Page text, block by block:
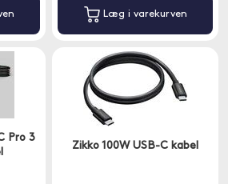
Læg i varekurven
Pro 3
Zikko 100W USB-C kabel